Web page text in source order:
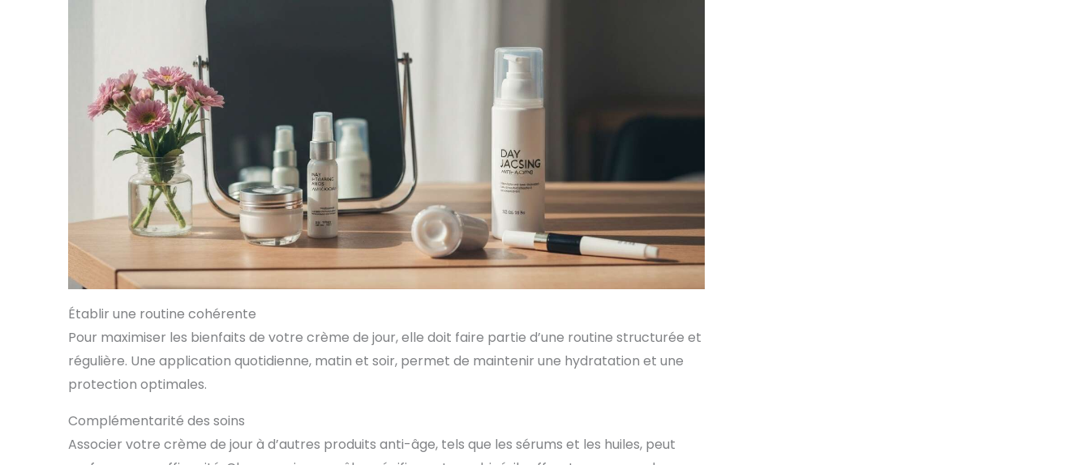
Établir une routine cohérente
Pour maximiser les bienfaits de votre crème de jour, elle doit faire partie d’une routine structurée et
régulière. Une application quotidienne, matin et soir, permet de maintenir une hydratation et une
protection optimales.
Complémentarité des soins
Associer votre crème de jour à d’autres produits anti-âge, tels que les sérums et les huiles, peut